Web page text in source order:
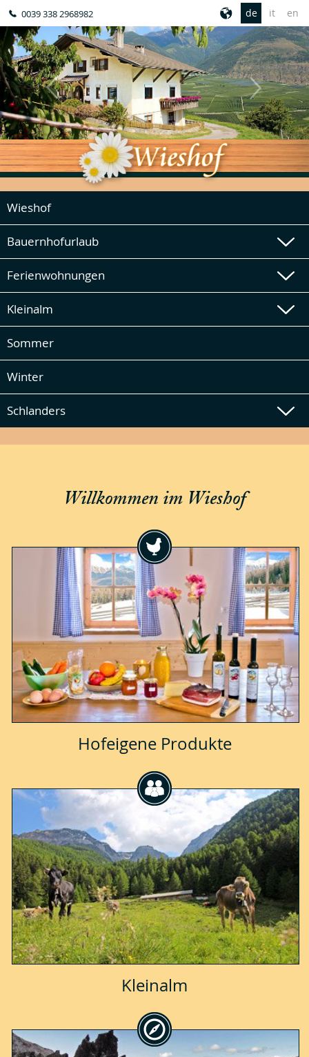
0039 338 2968982 de it en
Wieshof
Bauernhofurlaub
Ferienwohnungen
Kleinalm
Sommer
Winter
Schlanders
Willkommen im Wieshof
Hofeigene Produkte
Kleinalm